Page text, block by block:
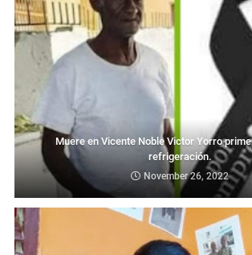
Muere en Vicente Noble Victor Yorro
refrigeración.
November 26, 2022